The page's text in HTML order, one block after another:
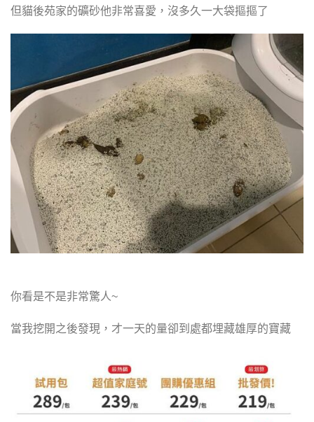
但貓後苑家的礦砂他非常喜愛，沒多久一大袋摳摳了
你看是不是非常驚人~
當我挖開之後發現，才一天的量卻到處都埋藏雄厚的寶藏